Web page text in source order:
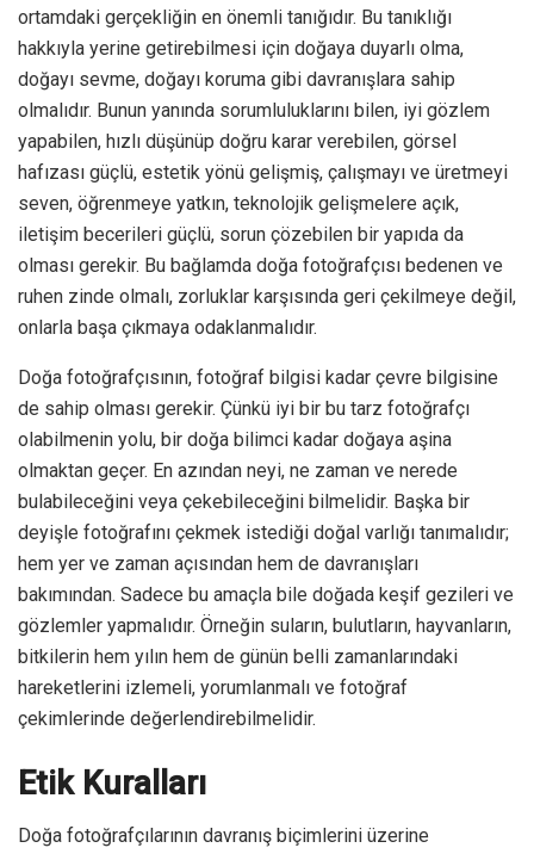
ortamdaki gerçekliğin en önemli tanığıdır. Bu tanıklığı
hakkıyla yerine getirebilmesi için doğaya duyarlı olma,
doğayı sevme, doğayı koruma gibi davranışlara sahip
olmalıdır. Bunun yanında sorumluluklarını bilen, iyi gözlem
yapabilen, hızlı düşünüp doğru karar verebilen, görsel
hafızası güçlü, estetik yönü gelişmiş, çalışmayı ve üretmeyi
seven, öğrenmeye yatkın, teknolojik gelişmelere açık,
iletişim becerileri güçlü, sorun çözebilen bir yapıda da
olması gerekir. Bu bağlamda doğa fotoğrafçısı bedenen ve
ruhen zinde olmalı, zorluklar karşısında geri çekilmeye değil,
onlarla başa çıkmaya odaklanmalıdır.
Doğa fotoğrafçısının, fotoğraf bilgisi kadar çevre bilgisine
de sahip olması gerekir. Çünkü iyi bir bu tarz fotoğrafçı
olabilmenin yolu, bir doğa bilimci kadar doğaya aşina
olmaktan geçer. En azından neyi, ne zaman ve nerede
bulabileceğini veya çekebileceğini bilmelidir. Başka bir
deyişle fotoğrafını çekmek istediği doğal varlığı tanımalıdır;
hem yer ve zaman açısından hem de davranışları
bakımından. Sadece bu amaçla bile doğada keşif gezileri ve
gözlemler yapmalıdır. Örneğin suların, bulutların, hayvanların,
bitkilerin hem yılın hem de günün belli zamanlarındaki
hareketlerini izlemeli, yorumlanmalı ve fotoğraf
çekimlerinde değerlendirebilmelidir.
Etik Kuralları
Doğa fotoğrafçılarının davranış biçimlerini üzerine